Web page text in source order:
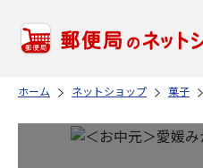
ホーム ネットショップ 菓子